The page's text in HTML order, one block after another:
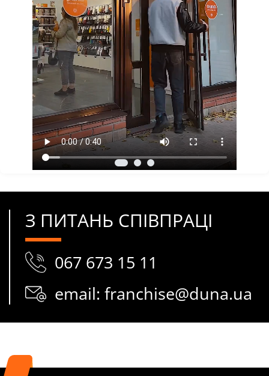
З ПИТАНЬ СПІВПРАЦІ
067 673 15 11
email: franchise@duna.ua